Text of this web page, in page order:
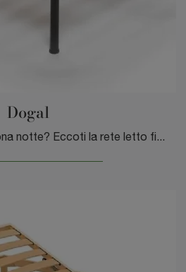
Dogal
Vuoi attualizzare la zona notte? Eccoti la rete letto fisse Dogal di DEM armonie del sonno.